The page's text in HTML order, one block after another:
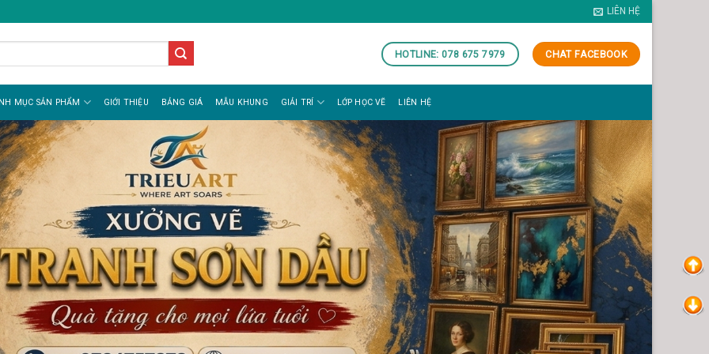
LIÊN HỆ
HOTLINE: 078 675 7979 CHAT FACEBOOK
MỤC SẢN PHẨM GIỚI THIỆU BẢNG GIÁ MẪU KHUNG GIẢI TRÍ LỚP HỌC VẼ LIÊN HỆ